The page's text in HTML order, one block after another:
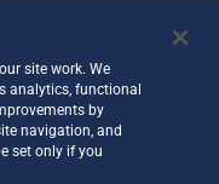
site work. We
analytics, functional
by
navigation, and
set only if you